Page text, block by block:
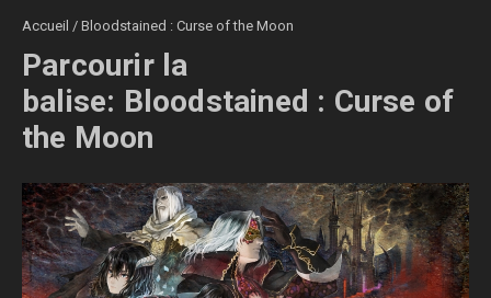
Accueil / Bloodstained : Curse of the Moon
Parcourir la
balise: Bloodstained : Curse of
the Moon